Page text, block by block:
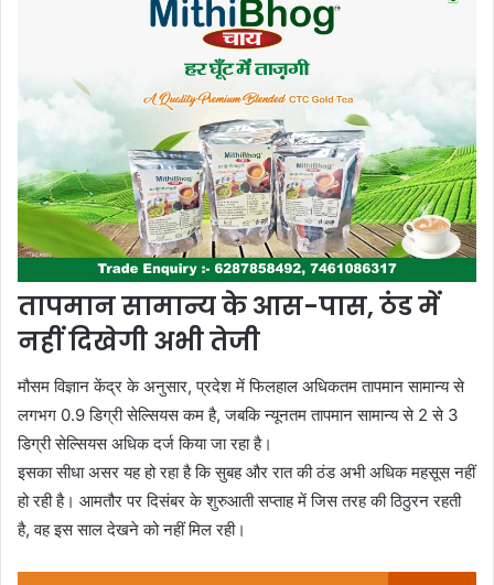
तापमान सामान्य के आस-पास, ठंड में
नहीं दिखेगी अभी तेजी
मौसम विज्ञान केंद्र के अनुसार, प्रदेश में फिलहाल अधिकतम तापमान सामान्य से
लगभग 0.9 डिग्री सेल्सियस कम है, जबकि न्यूनतम तापमान सामान्य से 2 से 3
डिग्री सेल्सियस अधिक दर्ज किया जा रहा है।
इसका सीधा असर यह हो रहा है कि सुबह और रात की ठंड अभी अधिक महसूस नहीं
हो रही है। आमतौर पर दिसंबर के शुरुआती सप्ताह में जिस तरह की ठिठुरन रहती
है, वह इस साल देखने को नहीं मिल रही।